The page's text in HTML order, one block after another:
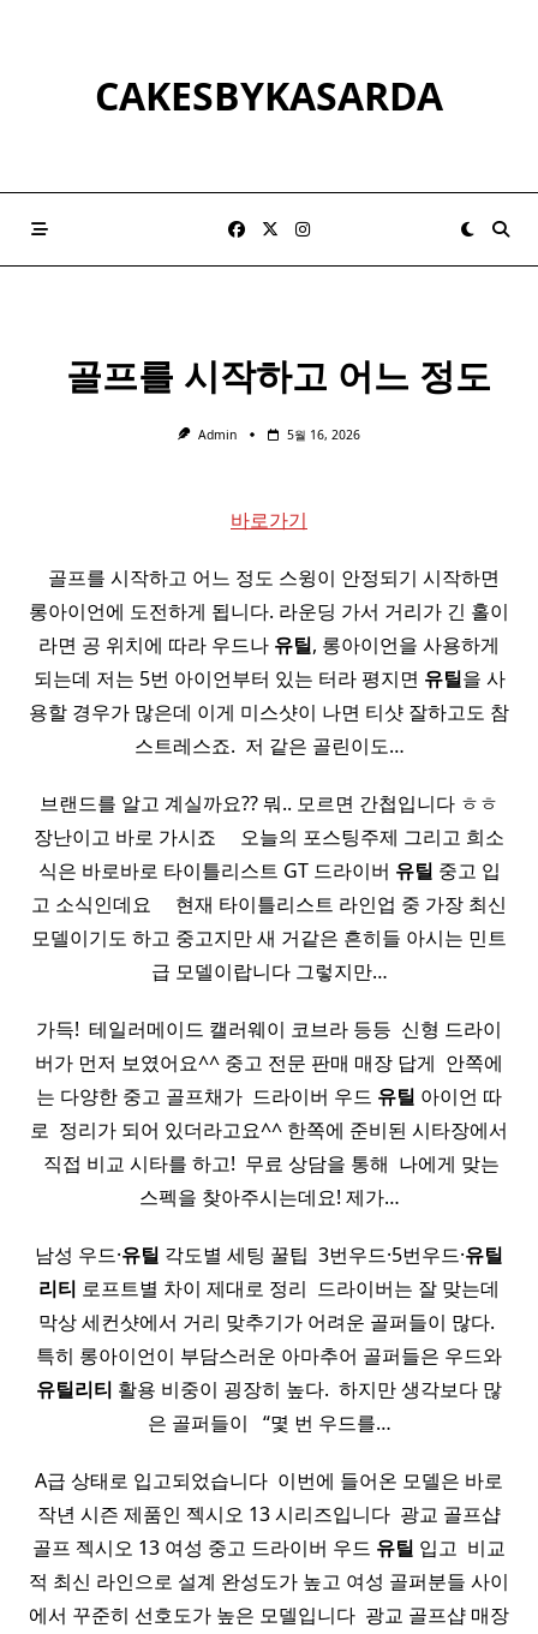
CAKESBYKASARDA
​ ​ 골프를 시작하고 어느 정도
Admin 5월 16, 2026
바로가기
​ ​ 골프를 시작하고 어느 정도 스윙이 안정되기 시작하면
롱아이언에 도전하게 됩니다. 라운딩 가서 거리가 긴 홀이
라면 공 위치에 따라 우드나 유틸, 롱아이언을 사용하게
되는데 저는 5번 아이언부터 있는 터라 평지면 유틸을 사
용할 경우가 많은데 이게 미스샷이 나면 티샷 잘하고도 참
스트레스죠. ​ 저 같은 골린이도…
브랜드를 알고 계실까요?? 뭐.. 모르면 간첩입니다 ㅎㅎ
장난이고 바로 가시죠 ​ ​ ​ ​ 오늘의 포스팅주제 그리고 희소
식은 바로바로 타이틀리스트 GT 드라이버 유틸 중고​ 입
고 소식인데요 ​ ​ ​ ​ 현재 타이틀리스트 라인업 중 가장 최신
모델이기도 하고 중고지만 새 거같은 흔히들 아시는 민트
급 모델이랍니다 그렇지만…
가득! ​ 테일러메이드 캘러웨이 코브라 등등 ​ 신형 드라이
버가 먼저 보였어요^^ 중고 전문 판매 매장 답게 ​ 안쪽에
는 다양한 중고 골프채가 ​ 드라이버 우드 유틸 아이언 따
로 ​ 정리가 되어 있더라고요^^ 한쪽에 준비된 시타장에서
​ 직접 비교 시타를 하고! ​ 무료 상담을 통해 ​ 나에게 맞는
스펙을 찾아주시는데요! 제가…
남성 우드·유틸 각도별 세팅 꿀팁 ​ 3번우드·5번우드·유틸
리티 로프트별 차이 제대로 정리 ​ 드라이버는 잘 맞는데
막상 세컨샷에서 거리 맞추기가 어려운 골퍼들이 많다. ​
특히 롱아이언이 부담스러운 아마추어 골퍼들은 우드와
유틸리티 활용 비중이 굉장히 높다. ​ 하지만 생각보다 많
은 골퍼들이 ​ ​ “몇 번 우드를…
A급 상태로 입고되었습니다 ​ 이번에 들어온 모델은 바로
작년 시즌 제품인 젝시오 13 시리즈입니다 ​ 광교 골프샵
골프 젝시오 13 여성 중고 드라이버 우드 유틸 입고 ​ 비교
적 최신 라인으로 설계 완성도가 높고 여성 골퍼분들 사이
에서 꾸준히 선호도가 높은 모델입니다 ​ 광교 골프샵 매장